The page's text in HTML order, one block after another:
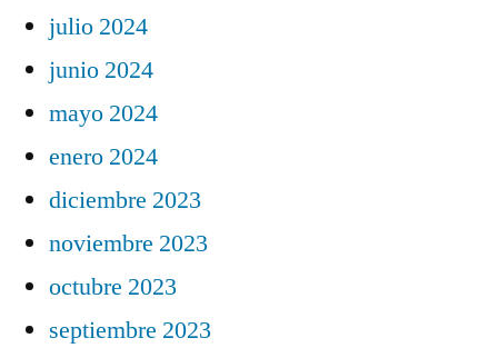
julio 2024
junio 2024
mayo 2024
enero 2024
diciembre 2023
noviembre 2023
octubre 2023
septiembre 2023